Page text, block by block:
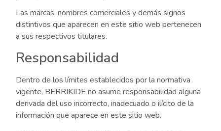
Las marcas, nombres comerciales y demás signos
distintivos que aparecen en este sitio web pertenecen
a sus respectivos titulares.
Responsabilidad
Dentro de los límites establecidos por la normativa
vigente, BERRIKIDE no asume responsabilidad alguna
derivada del uso incorrecto, inadecuado o ilícito de la
información que aparece en este sitio web.